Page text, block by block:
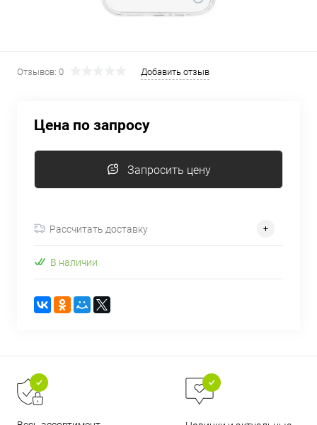
Отзывов: 0 Добавить отзыв
Цена по запросу
Запросить цену
Рассчитать доставку
В наличии
об оплате Плайтом
25
раз в 2
Остались вопросы?
8 800 302-02-51
plait.ru